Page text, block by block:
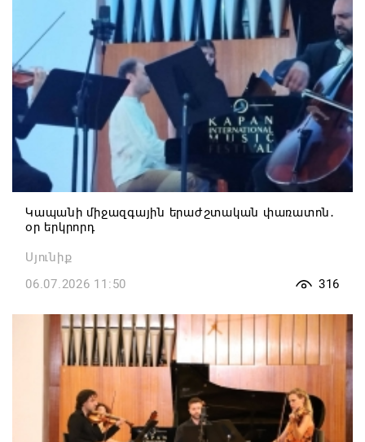
Կապանի միջազգային երաժշտական փառատոն․
օր երկրորդ
Սյունիք
06.07.2026 11:50
316